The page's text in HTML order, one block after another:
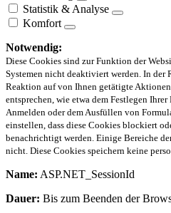
Statistik & Analyse
Komfort
Notwendig:
Diese Cookies sind zur Funktion der
Systemen nicht deaktiviert werden. In der
Reaktion auf von Ihnen getätigte
entsprechen, wie etwa dem Festlegen
Anmelden oder dem Ausfüllen von
einstellen, dass diese Cookies blockiert
benachrichtigt werden. Einige Bereiche
nicht. Diese Cookies speichern keine
Name: ASP.NET_SessionId
Dauer: Bis zum Beenden der